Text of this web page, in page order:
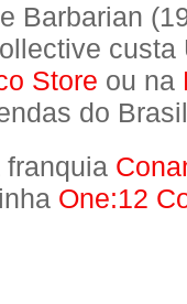
Barbarian
custa
Store ou na
do
One:12